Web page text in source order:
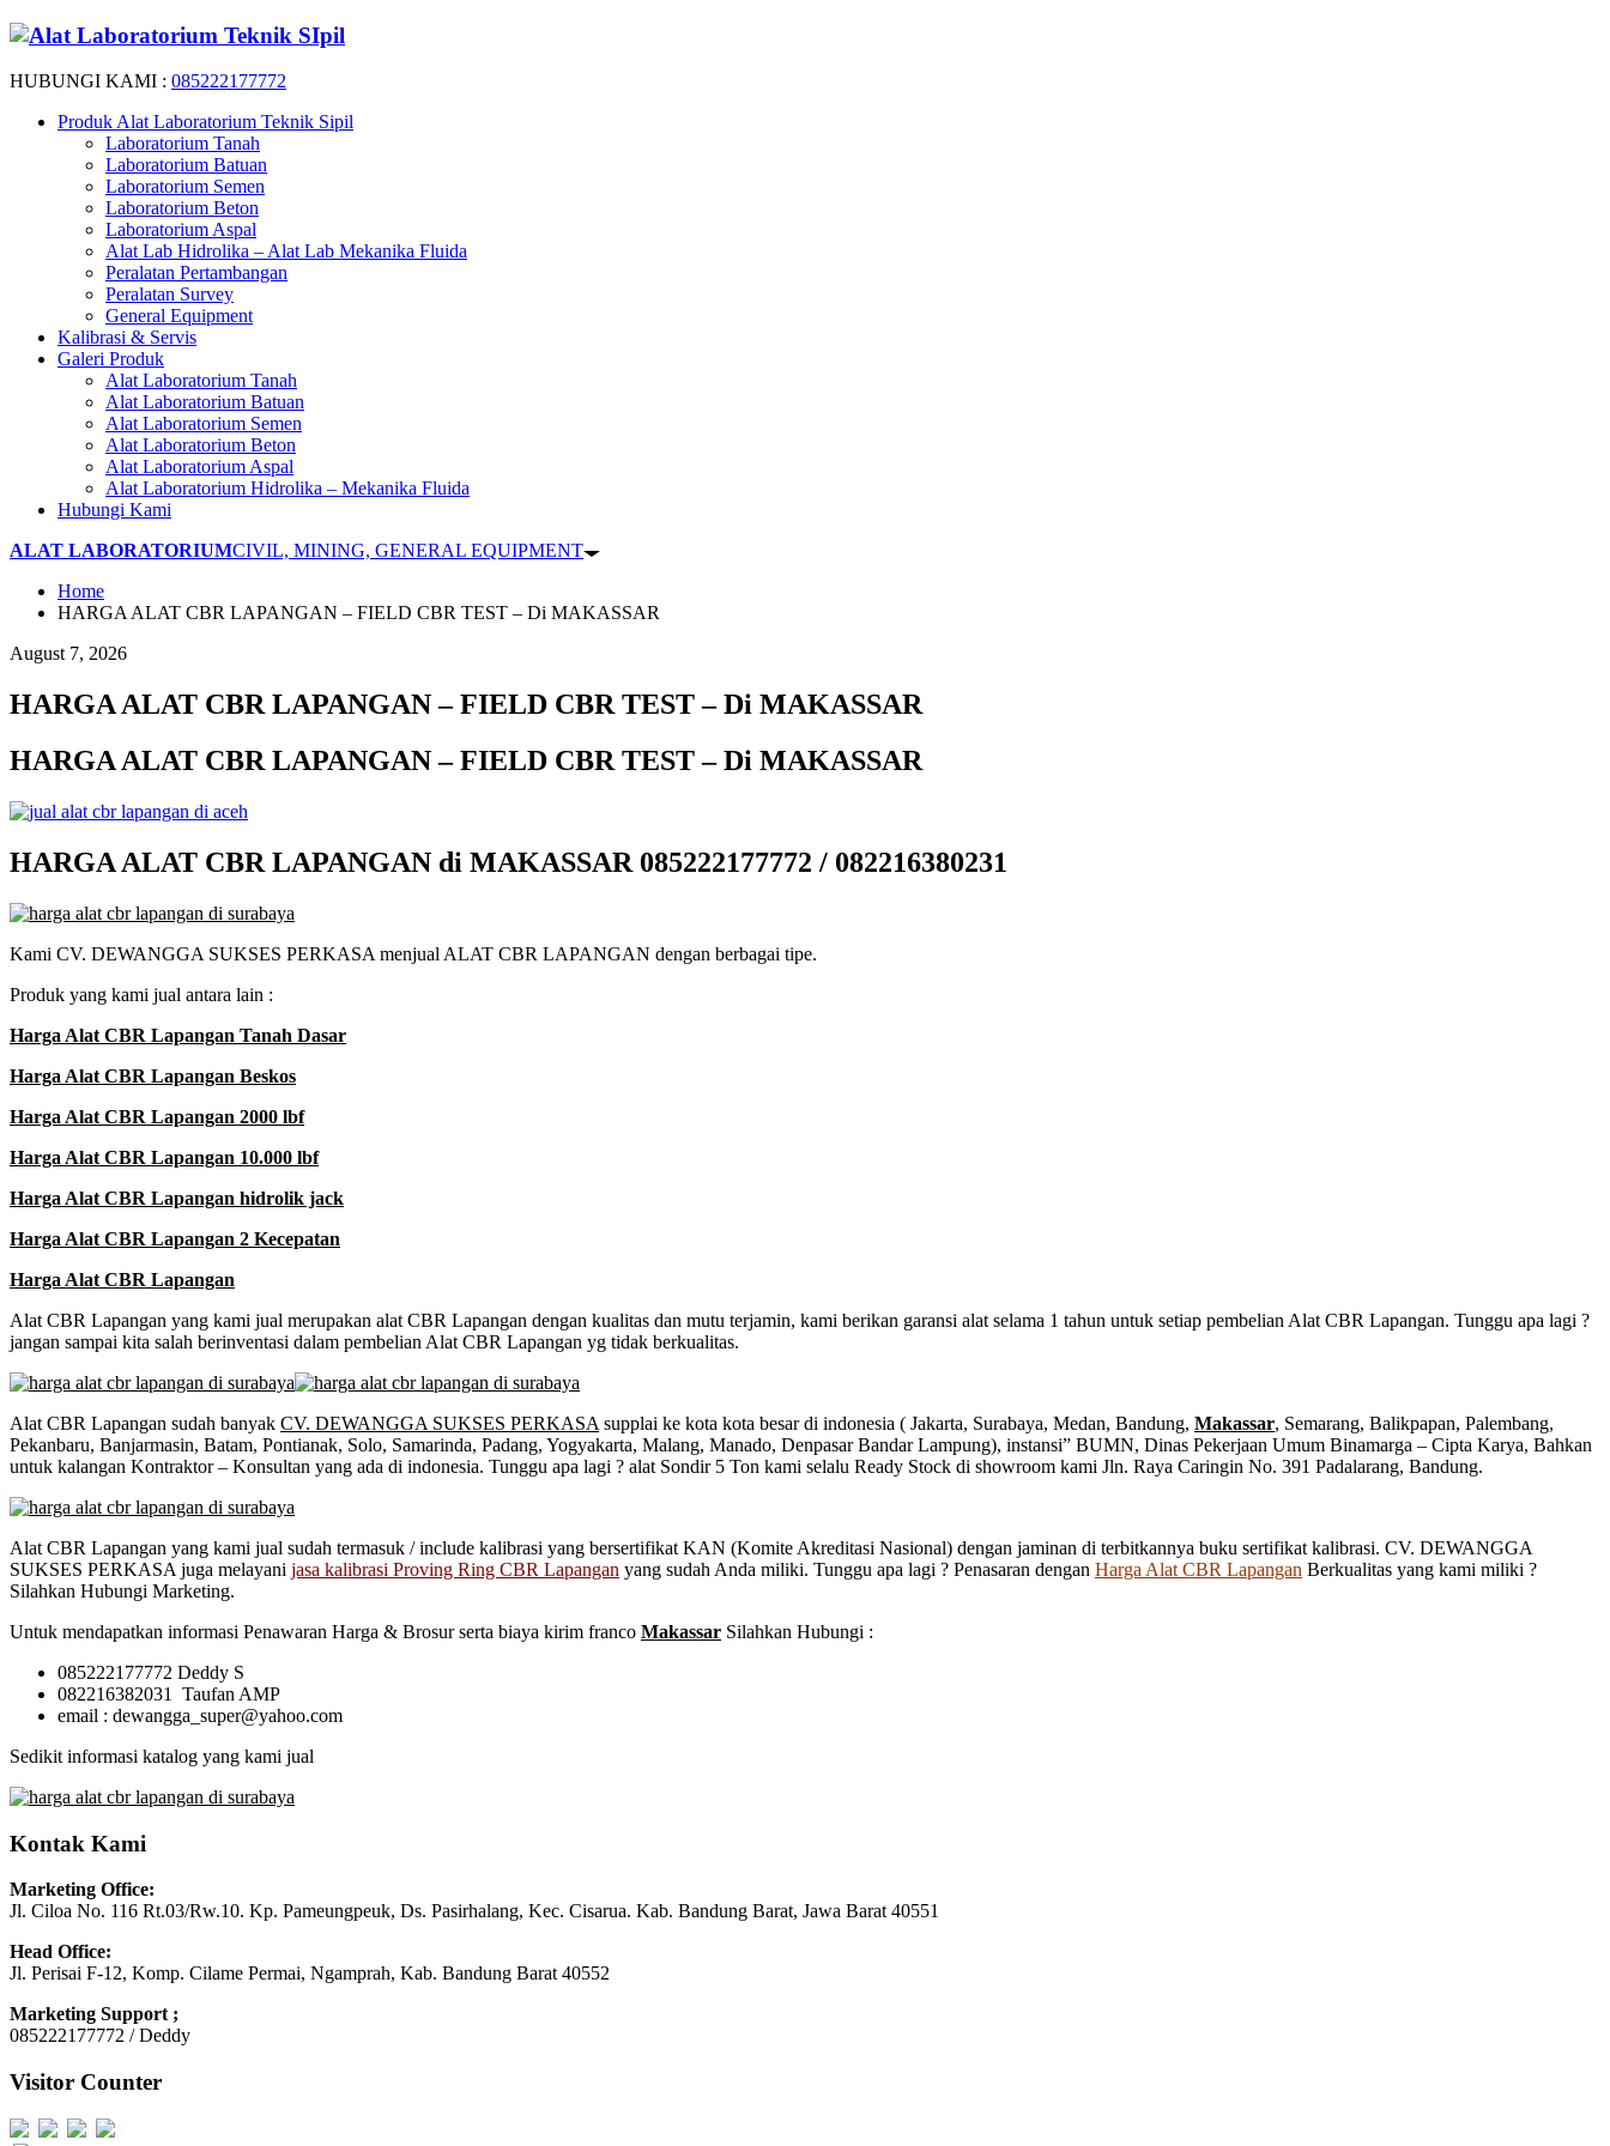
HUBUNGI KAMI : 085222177772
Produk Alat Laboratorium Teknik Sipil
Laboratorium Tanah
Laboratorium Batuan
Laboratorium Semen
Laboratorium Beton
Laboratorium Aspal
Alat Lab Hidrolika – Alat Lab Mekanika Fluida
Peralatan Pertambangan
Peralatan Survey
General Equipment
Kalibrasi & Servis
Galeri Produk
Alat Laboratorium Tanah
Alat Laboratorium Batuan
Alat Laboratorium Semen
Alat Laboratorium Beton
Alat Laboratorium Aspal
Alat Laboratorium Hidrolika – Mekanika Fluida
Hubungi Kami
ALAT LABORATORIUMCIVIL, MINING, GENERAL EQUIPMENT
Home
HARGA ALAT CBR LAPANGAN – FIELD CBR TEST – Di MAKASSAR
August 7, 2026
HARGA ALAT CBR LAPANGAN – FIELD CBR TEST – Di MAKASSAR
HARGA ALAT CBR LAPANGAN – FIELD CBR TEST – Di MAKASSAR
HARGA ALAT CBR LAPANGAN di MAKASSAR 085222177772 / 082216380231
Kami CV. DEWANGGA SUKSES PERKASA menjual ALAT CBR LAPANGAN dengan berbagai tipe.
Produk yang kami jual antara lain :
Harga Alat CBR Lapangan Tanah Dasar
Harga Alat CBR Lapangan Beskos
Harga Alat CBR Lapangan 2000 lbf
Harga Alat CBR Lapangan 10.000 lbf
Harga Alat CBR Lapangan hidrolik jack
Harga Alat CBR Lapangan 2 Kecepatan
Harga Alat CBR Lapangan
Alat CBR Lapangan yang kami jual merupakan alat CBR Lapangan dengan kualitas dan mutu terjamin, kami berikan garansi alat selama 1 tahun untuk setiap pembelian Alat CBR Lapangan. Tunggu apa lagi ?
jangan sampai kita salah berinventasi dalam pembelian Alat CBR Lapangan yg tidak berkualitas.
Alat CBR Lapangan sudah banyak CV. DEWANGGA SUKSES PERKASA supplai ke kota kota besar di indonesia ( Jakarta, Surabaya, Medan, Bandung, Makassar, Semarang, Balikpapan, Palembang,
Pekanbaru, Banjarmasin, Batam, Pontianak, Solo, Samarinda, Padang, Yogyakarta, Malang, Manado, Denpasar Bandar Lampung), instansi” BUMN, Dinas Pekerjaan Umum Binamarga – Cipta Karya, Bahkan
untuk kalangan Kontraktor – Konsultan yang ada di indonesia. Tunggu apa lagi ? alat Sondir 5 Ton kami selalu Ready Stock di showroom kami Jln. Raya Caringin No. 391 Padalarang, Bandung.
Alat CBR Lapangan yang kami jual sudah termasuk / include kalibrasi yang bersertifikat KAN (Komite Akreditasi Nasional) dengan jaminan di terbitkannya buku sertifikat kalibrasi. CV. DEWANGGA
SUKSES PERKASA juga melayani jasa kalibrasi Proving Ring CBR Lapangan yang sudah Anda miliki. Tunggu apa lagi ? Penasaran dengan Harga Alat CBR Lapangan Berkualitas yang kami miliki ?
Silahkan Hubungi Marketing.
Untuk mendapatkan informasi Penawaran Harga & Brosur serta biaya kirim franco Makassar Silahkan Hubungi :
085222177772 Deddy S
082216382031 Taufan AMP
email : dewangga_super@yahoo.com
Sedikit informasi katalog yang kami jual
Kontak Kami
Marketing Office:
Jl. Ciloa No. 116 Rt.03/Rw.10. Kp. Pameungpeuk, Ds. Pasirhalang, Kec. Cisarua. Kab. Bandung Barat, Jawa Barat 40551
Head Office:
Jl. Perisai F-12, Komp. Cilame Permai, Ngamprah, Kab. Bandung Barat 40552
Marketing Support ;
085222177772 / Deddy
Visitor Counter